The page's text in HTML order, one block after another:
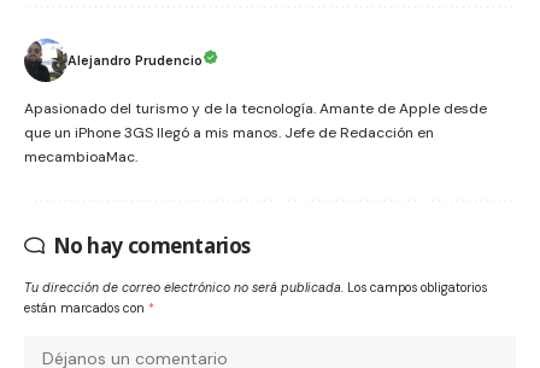
Alejandro Prudencio
Apasionado del turismo y de la tecnología. Amante de Apple desde
que un iPhone 3GS llegó a mis manos. Jefe de Redacción en
mecambioaMac.
No hay comentarios
Tu dirección de correo electrónico no será publicada. Los campos obligatorios
están marcados con *